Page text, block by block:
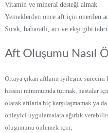
Vitamin ve mineral desteği almak
Yemeklerden önce aft için önerilen
Sıcak, baharatlı, acı ve ekşi gibi
Aft Oluşumu Nasıl
Ortaya çıkan aftların iyileşme sürecini
hissini minimumda tutmak, hastalar
olarak aftlarla hiç karşılaşmamak ya
önleyici uygulamalara ağırlık
oluşumunu önlemek için;